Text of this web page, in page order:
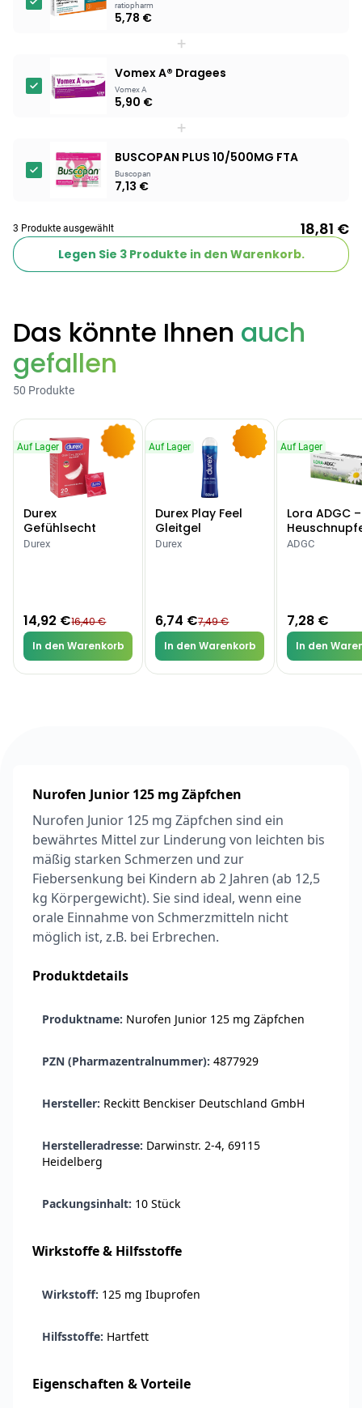
Categories
TestzentrumArzneimittel
&
Gesundheit
Hygiene &
Haushalt
Baby &
Familie
Sanitätshaus
Products
ARZNEIMITTEL & GESUNDHEIT
ARZNEIMITTEL & GESUNDHEIT
Durex Play Feel
Gleitgel
Dexeryl
Pflegecreme für
die ganze Familie
5,91 € 6,35 € -7%
BEAUTY & PFLEGE
Linola Forte
Shampoo für
juckende, trockene
oder zu
neigende Kopfhaut
12,28 € 16,37 € -25%
ARZNEIMITTEL & GESUNDHEIT
– Zäpfchen zur
Stabilisierung
OHROPAX® Classic
3,79 € 3,95 € -4%
Softa Swabs
100 Stück
3,75 € 4,29 € -13%
ARZNEIMITTEL & GESUNDHEIT
Kautabletten
Hametum
Bei Hämorrhoiden
12,04 € 12,95 € -7%
ratiopharm
5,78 €
+
Vomex A® Dragees
Vomex A
5,90 €
+
BUSCOPAN PLUS 10/500MG FTA
Buscopan
7,13 €
3 Produkte ausgewählt 18,81 €
Legen Sie 3Produkte in den Warenkorb.
Das könnte Ihnen auch
gefallen
50 Produkte
-9%
Auf Lager
Durex
Gefühlsecht
Classic Kondome
Durex
14,92 €16,40 €
In den Warenkorb
-10%
Auf Lager
Durex Play Feel
Gleitgel
Durex
6,74 €7,49 €
In den Warenkorb
Auf Lager
Lora ADGC
Allergien
ADGC
7,28 €
In den
Nurofen Junior 125 mg Zäpfchen
Nurofen Junior 125 mg Zäpfchen sind ein
bewährtes Mittel zur Linderung von leichten bis
mäßig starken Schmerzen und zur
Fiebersenkung bei Kindern ab 2 Jahren (ab 12,5
kg Körpergewicht). Sie sind ideal, wenn eine
orale Einnahme von Schmerzmitteln nicht
möglich ist, z.B. bei Erbrechen.
Produktdetails
Produktname: Nurofen Junior 125 mg Zäpfchen
PZN (Pharmazentralnummer): 4877929
Hersteller: Reckitt Benckiser Deutschland GmbH
Herstelleradresse: Darwinstr. 2-4, 69115
Heidelberg
Packungsinhalt: 10 Stück
Wirkstoffe & Hilfsstoffe
Wirkstoff: 125 mg Ibuprofen
Hilfsstoffe: Hartfett
Eigenschaften & Vorteile